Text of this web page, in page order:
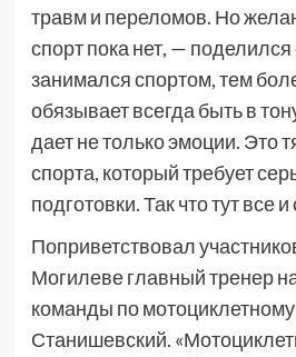
травм и переломов. Но
спорт пока нет, —
занимался спортом, тем
обязывает всегда быть в
дает не только эмоции. Это
спорта, который требует
подготовки. Так что тут все
Поприветствовал
Могилеве главный тренер
команды по
Станишевский.